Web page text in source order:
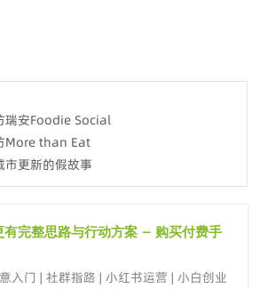
瑞安Foodie Social
More than Eat
市更新的假故事
有完整思路与行动方案 – 购买付费手
入门 | 社群指路 | 小红书运营 | 小白创业